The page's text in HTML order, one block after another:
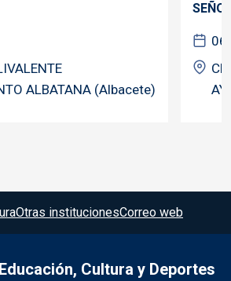
ALBATANA (Albacete)
Otras institucionesCorreo web
Cultura y Deportes